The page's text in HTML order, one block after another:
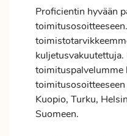
Proficientin hyvään
kuljetusvakuutettuja.
toimituspalvelumme
Kuopio, Turku,
Suomeen.